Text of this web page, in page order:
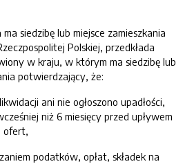
siedzibę lub miejsce zamieszkania
Polskiej, przedkłada
w kraju, w którym ma siedzibę lub
potwierdzający, że:
ani nie ogłoszono upadłości,
niż 6 miesięcy przed upływem
ofert,
podatków, opłat, składek na